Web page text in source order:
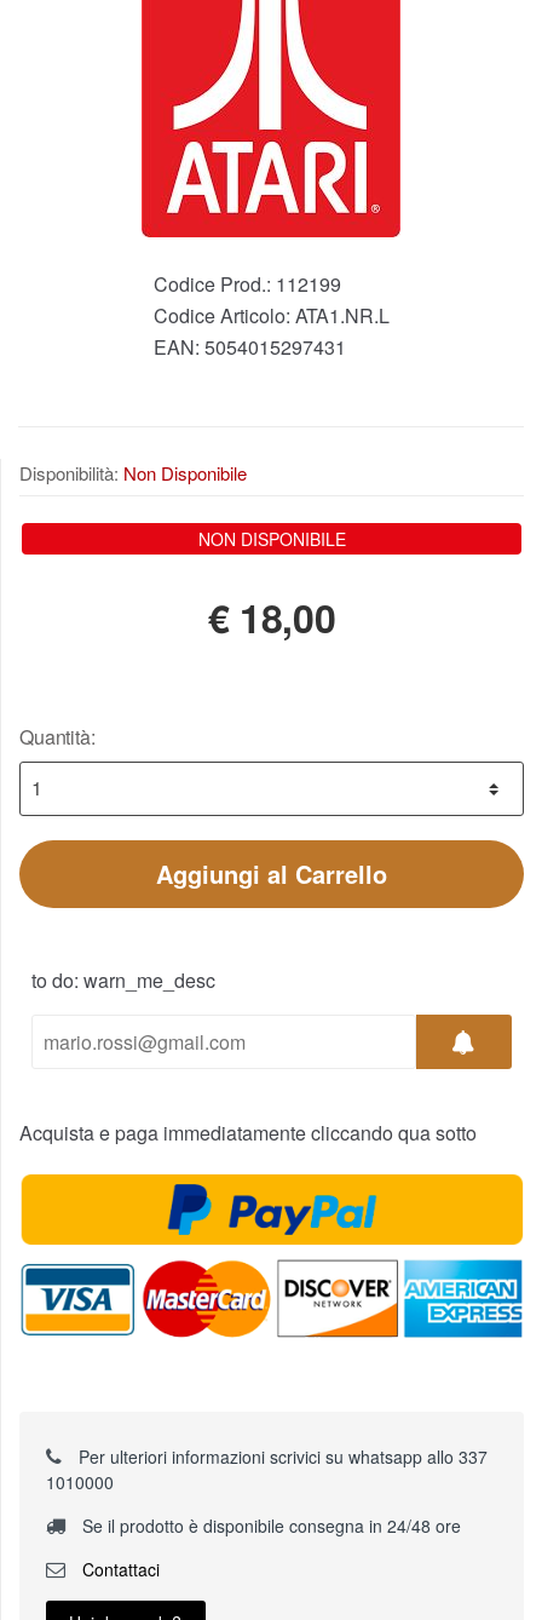
Codice Prod.: 112199
Codice Articolo: ATA1.NR.L
EAN: 5054015297431
Disponibilità: Non Disponibile
NON DISPONIBILE
€ 18,00
Quantità:
Aggiungi al Carrello
to do: warn_me_desc
Acquista e paga immediatamente cliccando qua sotto
Per ulteriori informazioni scrivici su whatsapp allo 337
1010000
Se il prodotto è disponibile consegna in 24/48 ore
Contattaci